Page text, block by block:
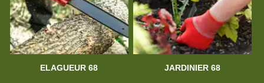
ELAGUEUR 68 JARDINIER 68